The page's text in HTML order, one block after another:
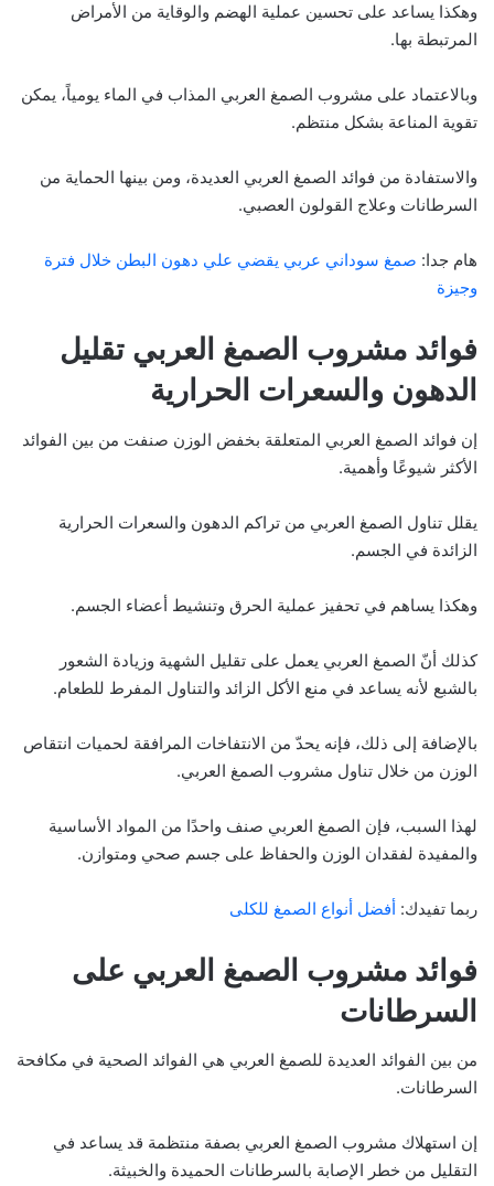
وهكذا يساعد على تحسين عملية الهضم والوقاية من الأمراض
المرتبطة بها.
وبالاعتماد على مشروب الصمغ العربي المذاب في الماء يومياً، يمكن
تقوية المناعة بشكل منتظم.
والاستفادة من فوائد الصمغ العربي العديدة، ومن بينها الحماية من
السرطانات وعلاج القولون العصبي.
هام جدا: صمغ سوداني عربي يقضي علي دهون البطن خلال فترة
وجيزة
فوائد مشروب الصمغ العربي تقليل
الدهون والسعرات الحرارية
إن فوائد الصمغ العربي المتعلقة بخفض الوزن صنفت من بين الفوائد
الأكثر شيوعًا وأهمية.
يقلل تناول الصمغ العربي من تراكم الدهون والسعرات الحرارية
الزائدة في الجسم.
وهكذا يساهم في تحفيز عملية الحرق وتنشيط أعضاء الجسم.
كذلك أنّ الصمغ العربي يعمل على تقليل الشهية وزيادة الشعور
بالشبع لأنه يساعد في منع الأكل الزائد والتناول المفرط للطعام.
بالإضافة إلى ذلك، فإنه يحدّ من الانتفاخات المرافقة لحميات انتقاص
الوزن من خلال تناول مشروب الصمغ العربي.
لهذا السبب، فإن الصمغ العربي صنف واحدًا من المواد الأساسية
والمفيدة لفقدان الوزن والحفاظ على جسم صحي ومتوازن.
ربما تفيدك: أفضل أنواع الصمغ للكلى
فوائد مشروب الصمغ العربي على
السرطانات
من بين الفوائد العديدة للصمغ العربي هي الفوائد الصحية في مكافحة
السرطانات.
إن استهلاك مشروب الصمغ العربي بصفة منتظمة قد يساعد في
التقليل من خطر الإصابة بالسرطانات الحميدة والخبيثة.